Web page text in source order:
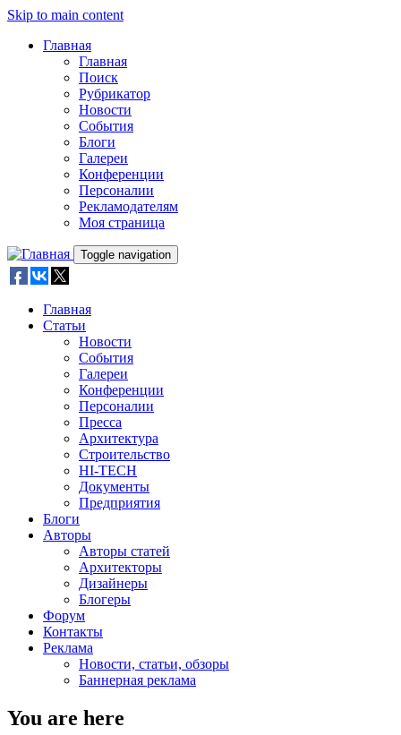
Skip to main content
Главная
Главная
Поиск
Рубрикатор
Новости
События
Блоги
Галереи
Конференции
Персоналии
Рекламодателям
Моя страница
Toggle navigation
Главная
Статьи
Новости
События
Галереи
Конференции
Персоналии
Пресса
Архитектура
Строительство
HI-TECH
Документы
Предприятия
Блоги
Авторы
Авторы статей
Архитекторы
Дизайнеры
Блогеры
Форум
Контакты
Реклама
Новости, статьи, обзоры
Баннерная реклама
You are here